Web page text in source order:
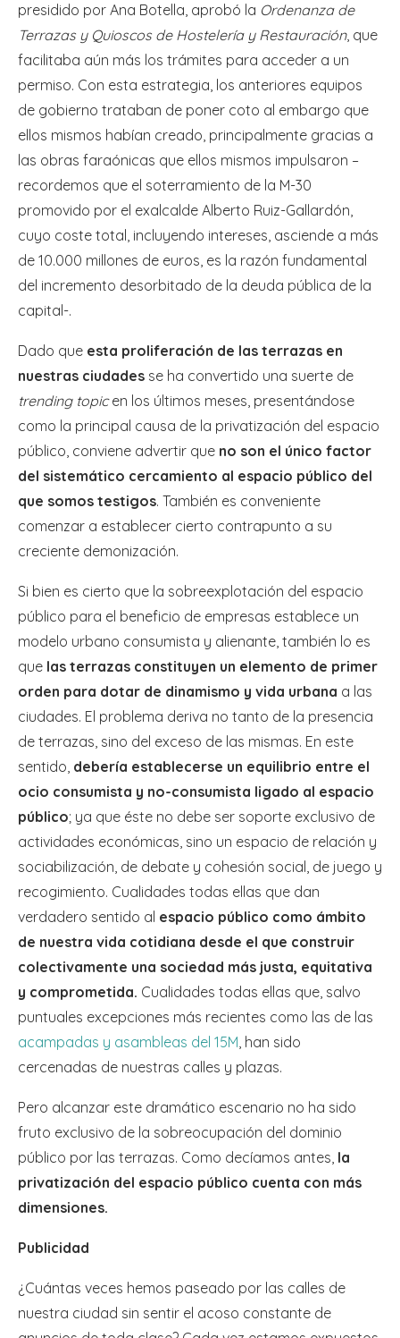
presidido por Ana Botella, aprobó la Ordenanza de
Terrazas y Quioscos de Hostelería y Restauración, que
facilitaba aún más los trámites para acceder a un
permiso. Con esta estrategia, los anteriores equipos
de gobierno trataban de poner coto al embargo que
ellos mismos habían creado, principalmente gracias a
las obras faraónicas que ellos mismos impulsaron –
recordemos que el soterramiento de la M-30
promovido por el exalcalde Alberto Ruiz-Gallardón,
cuyo coste total, incluyendo intereses, asciende a más
de 10.000 millones de euros, es la razón fundamental
del incremento desorbitado de la deuda pública de la
capital-.
Dado que esta proliferación de las terrazas en
nuestras ciudades se ha convertido una suerte de
trending topicen los últimos meses, presentándose
como la principal causa de la privatización del espacio
público, conviene advertir que no son el único factor
del sistemático cercamiento al espacio público del
que somos testigos. También es conveniente
comenzar a establecer cierto contrapunto a su
creciente demonización.
Si bien es cierto que la sobreexplotación del espacio
público para el beneficio de empresas establece un
modelo urbano consumista y alienante, también lo es
que las terrazas constituyen un elemento de primer
orden para dotar de dinamismo y vida urbana a las
ciudades. El problema deriva no tanto de la presencia
de terrazas, sino del exceso de las mismas. En este
sentido, debería establecerse un equilibrio entre el
ocio consumista y no-consumista ligado al espacio
público; ya que éste no debe ser soporte exclusivo de
actividades económicas, sino un espacio de relación y
sociabilización, de debate y cohesión social, de juego y
recogimiento. Cualidades todas ellas que dan
verdadero sentido al espacio público como ámbito
de nuestra vida cotidiana desde el que construir
colectivamente una sociedad más justa, equitativa
y comprometida. Cualidades todas ellas que, salvo
puntuales excepciones más recientes como las de las
acampadas y asambleas del 15M, han sido
cercenadas de nuestras calles y plazas.
Pero alcanzar este dramático escenario no ha sido
fruto exclusivo de la sobreocupación del dominio
público por las terrazas. Como decíamos antes, la
privatización del espacio público cuenta con más
dimensiones.
Publicidad
¿Cuántas veces hemos paseado por las calles de
nuestra ciudad sin sentir el acoso constante de